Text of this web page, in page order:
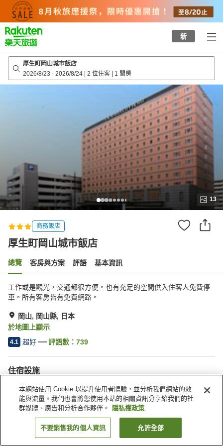
top
page
新
厚生町岡山城市飯店
2026/8/23 - 2026/8/24 | 2 位住客 | 1 間房
13
商務飯店
厚生町岡山城市飯店
總覽 客房與方案 評語 基本資訊
工作或是觀光，交通都很方便。也有充足的空間供入住客人免費停
車。所有客房皆有免費網路。
岡山, 岡山縣, 日本
於地圖上顯示
4.1 超好 評語數： 739
住宿設施
停車場
Spa／美容沙龍
餐廳
咖啡廳
找客房
本網站使用 Cookie 以提升使用者體驗，並分析我們網站的效
能與流量。我們也會將您使用本站的相關資訊分享給我們的社
群媒體、廣告和分析合作夥伴。
隱私權政策
不要銷售我的個人資訊 允許全部